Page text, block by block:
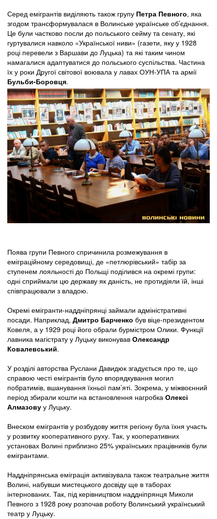
Серед емігрантів виділяють також групу Петра Певного, яка
згодом трансформувалася в Волинське українське об’єднання.
Це були частково посли до польського сейму та сенату, які
гуртувалися навколо «Української ниви» (газети, яку у 1928
році перевели з Варшави до Луцька) та які таким чином
намагалися адаптуватися до польського суспільства. Частина
їх у роки Другої світової воювала у лавах ОУН-УПА та армії
Бульби-Боровця.
Поява групи Певного спричинила розмежування в
еміграційному середовищі, де «петлюрівський» табір за
ступенем лояльності до Польщі поділився на окремі групи:
одні сприймали цю державу як даність, не протидіяли їй, інші
співпрацювали з владою.
Окремі емігранти-наддніпрянці займали адміністративні
посади. Наприклад, Дмитро Барченко був віце-президентом
Ковеля, а у 1929 році його обрали бурмістром Олики. Функції
лавника магістрату у Луцьку виконував Олександр
Ковалевський.
У розділі авторства Руслани Давидюк згадується про те, що
справою честі емігрантів було впорядкування могил
побратимів, вшанування їхньої пам’яті. Зокрема, у міжвоєнний
період збирали кошти на встановлення нагробка Олексі
Алмазову у Луцьку.
Внеском емігрантів у розбудову життя регіону була їхня участь
у розвитку кооперативного руху. Так, у кооперативних
установах Волині приблизно 25% українських працівників були
емігрантами.
Наддніпрянська еміграція активізувала також театральне життя
Волині, набувши мистецького досвіду ще в таборах
інтернованих. Так, під керівництвом наддніпрянця Миколи
Певного з 1928 року розпочав роботу Волинський український
театр у Луцьку.